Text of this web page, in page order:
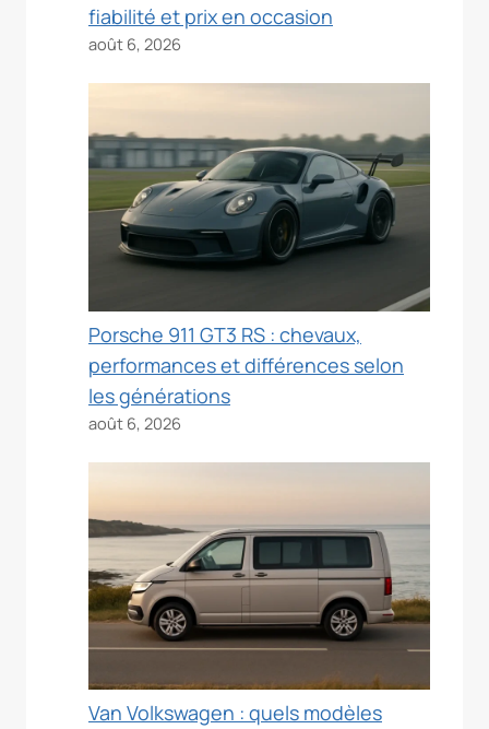
fiabilité et prix en occasion
août 6, 2026
Porsche 911 GT3 RS : chevaux,
performances et différences selon
les générations
août 6, 2026
Van Volkswagen : quels modèles